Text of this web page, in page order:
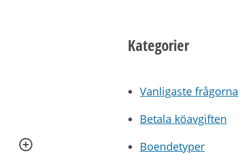
Kategorier
Vanligaste frågorna
Betala köavgiften
Boendetyper